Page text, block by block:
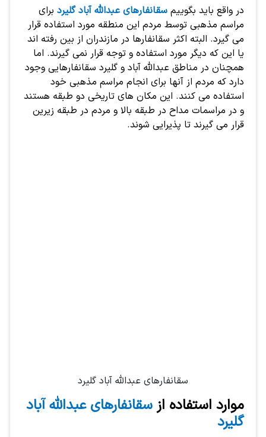
در واقع باید بگوییم سقانفارهای عبدالله آباد گلیرد برای
مراسم مذهبی توسط مردم این منطقه مورد استفاده قرار
می گیرد. البته اکثر سقانفارها در مازندران از بین رفته اند
یا این که دیگر مورد استفاده و توجه قرار نمی گیرند. اما
همچنان در مناطق عبدالله آباد و گلیرد سقانفارهایی وجود
دارد که مردم از آنها برای انجام مراسم مذهبی خود
استفاده می کنند. این مکان های تاریخی دو طبقه هستند
و در مراسمات مداح در طبقه بالا و مردم در طبقه زیرین
قرار می گیرند تا پذیرایی شوند.
سقانفارهای عبدالله آباد گلیرد
موارد استفاده ازسقانفارهای عبدالله آباد
گلیرد